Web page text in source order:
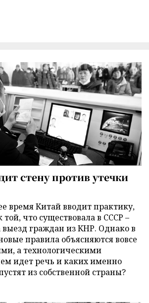
стену против утечки
время Китай вводит практику,
что существовала в СССР –
выезд граждан из КНР. Однако в
правила объясняются вовсе
а технологическими
идет речь и каких именно
из собственной страны?